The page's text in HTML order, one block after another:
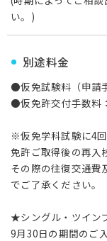
い。)
別途料金
●仮免試験料（申請
●仮免許交付手数料
※仮免学科試験に4
免許ご取得後の再入
その際の往復交通費
でご了承ください。
★シングル・ツイン
9月30日の期間のご